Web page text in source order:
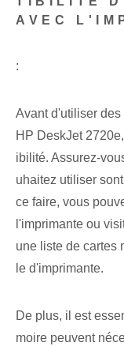
AVEC
:
Avant d'utiliser
HP DeskJet
ibilité. Assurez-
uhaitez utiliser
ce faire, vous
l'imprimante ou
une liste de cartes
le d'imprimante.
De plus, il est
moire peuvent